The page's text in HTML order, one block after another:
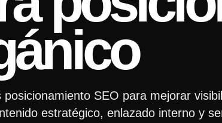
posicionamiento SEO para mejorar
estratégico, enlazado interno y